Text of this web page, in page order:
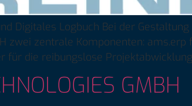
Digitales Logbuch Bei der
zwei zentrale Komponenten:
für die reibungslose
GMBH